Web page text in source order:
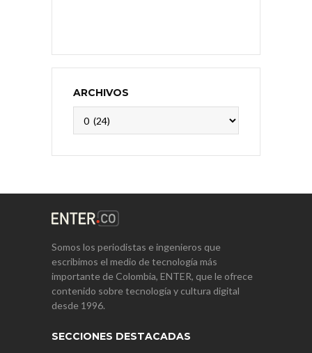
ARCHIVOS
Somos los periodistas e ingenieros que
escribimos el medio de tecnología más
importante de Colombia, ENTER, que le ofrece
contenido sobre tecnología y cultura digital
desde 1996.
SECCIONES DESTACADAS